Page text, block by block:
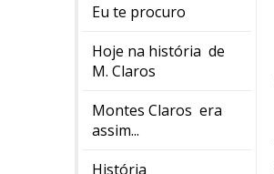
Eu te procuro
Hoje na história de
M. Claros
Montes Claros era
assim...
História